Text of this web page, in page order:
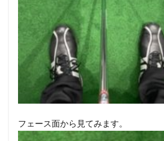
TRUSS
パタ
ー
TM1
のス
まと
フェース面から見てみます。